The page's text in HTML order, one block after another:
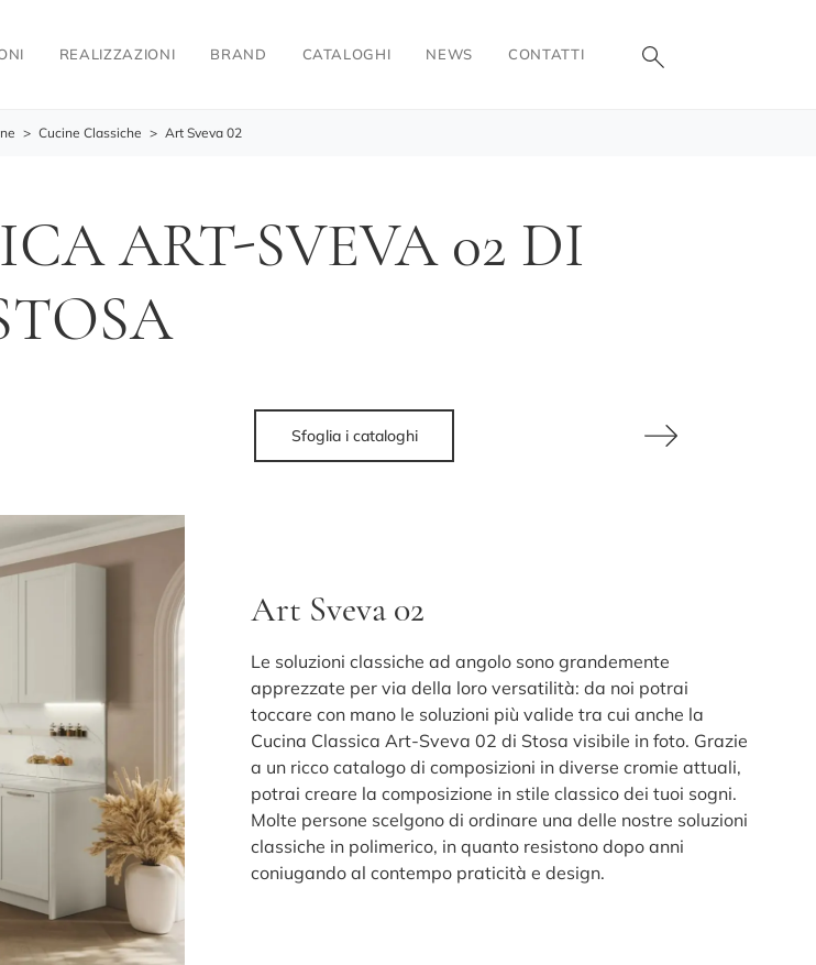
REALIZZAZIONI BRAND CATALOGHI NEWS CONTATTI
> Cucine Classiche > Art Sveva 02
ART-SVEVA 02 DI
Sfoglia i cataloghi
Art Sveva 02
Le soluzioni classiche ad angolo sono grandemente
apprezzate per via della loro versatilità: da noi potrai
toccare con mano le soluzioni più valide tra cui anche la
Cucina Classica Art-Sveva 02 di Stosa visibile in foto. Grazie
a un ricco catalogo di composizioni in diverse cromie attuali,
potrai creare la composizione in stile classico dei tuoi sogni.
Molte persone scelgono di ordinare una delle nostre soluzioni
classiche in polimerico, in quanto resistono dopo anni
coniugando al contempo praticità e design.